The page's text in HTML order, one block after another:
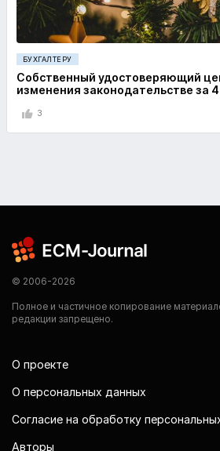
БУХГАЛТЕРУ
Собственный удостоверяющий
изменения законодательстве за
3
© 2006-2026
Полное и частичное копирование
редакции запрещено.
О проекте
О персональных данных
Согласие на обработку
Авторы